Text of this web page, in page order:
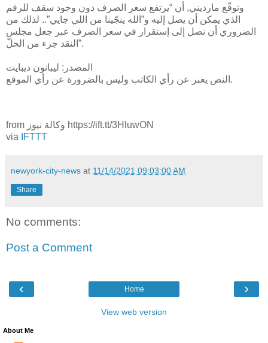
وتوقّع مارديني, أن “يرتفع سعر الصرف دون وجود سقف للرقم
الذي يمكن أن يصل إليه و”الله ينجّينا من اللي جايي”.. لذلك من
الضروري أن نصل إلى إستقرار في سعر الصرف عبر جعل مجلس
النقد جزء من الحلّ”.
المصدر: ليبانون ديبايت
النص يعبر عن رأي الكاتب وليس بالضرورة عن رأي الموقع.
from وكالة نيوز https://ift.tt/3HluwON
via
IFTTT
newyork-city-news at 11/14/2021 09:03:00 AM
Share
No comments:
Post a Comment
‹ ›
Home
View web version
About Me